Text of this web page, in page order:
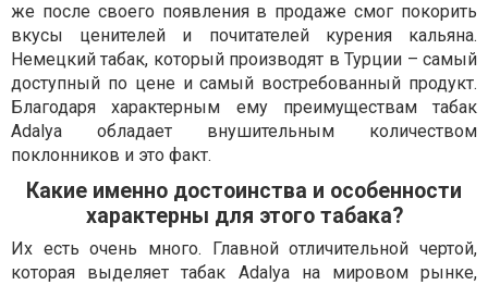
же после своего появления в продаже смог покорить
вкусы ценителей и почитателей курения кальяна.
Немецкий табак, который производят в Турции – самый
доступный по цене и самый востребованный продукт.
Благодаря характерным ему преимуществам табак
Adalya обладает внушительным количеством
поклонников и это факт.
Какие именно достоинства и особенности
характерны для этого табака?
Их есть очень много. Главной отличительной чертой,
которая выделяет табак Adalya на мировом рынке,